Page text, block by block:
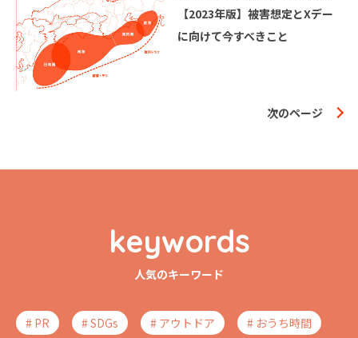
【2023年版】被害想定とXデー
に向けて今すべきこと
次のページ
keywords
人気のキーワード
# PR # SDGs # アウトドア # おうち時間